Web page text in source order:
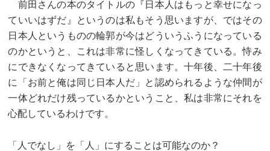
前田さんの本のタイトルの『日本人はもっと幸せになっ
ていいはずだ』というのは私もそう思いますが、ではその
日本人というものの輪郭が今はどういうふうになっている
のかというと、これは非常に怪しくなってきている。恃み
にできなくなってきていると思います。十年後、二十年後
に「お前と俺は同じ日本人だ」と認められるような仲間が
一体どれだけ残っているかということ、私は非常にそれを
心配しているわけです。
「人でなし」を「人」にすることは可能なのか？